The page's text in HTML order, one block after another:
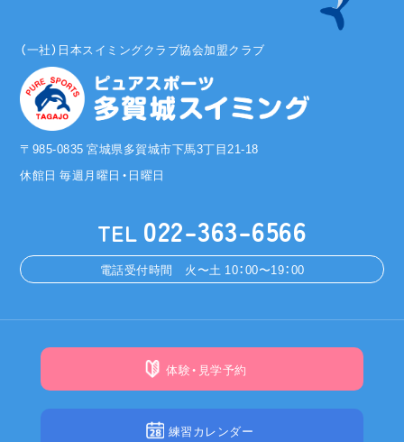
（一社）日本スイミングクラブ協会加盟クラブ
〒985-0835 宮城県多賀城市下馬3丁目21-18
休館日 毎週月曜日・日曜日
TEL 022-363-6566
電話受付時間 火〜土 10：00〜19：00
体験・見学予約
練習カレンダー